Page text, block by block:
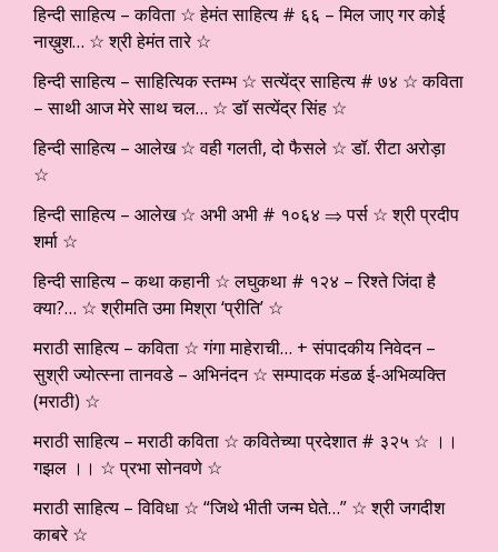
हिन्दी साहित्य – कविता ☆ हेमंत साहित्य # ६६ – मिल जाए गर कोई
नाख़ुश… ☆ श्री हेमंत तारे ☆
हिन्दी साहित्य – साहित्यिक स्तम्भ ☆ सत्येंद्र साहित्य # ७४ ☆ कविता
– साथी आज मेरे साथ चल… ☆ डॉ सत्येंद्र सिंह ☆
हिन्दी साहित्य – आलेख ☆ वही गलती, दो फैसले ☆ डॉ. रीटा अरोड़ा
☆
हिन्दी साहित्य – आलेख ☆ अभी अभी # १०६४ ⇒ पर्स ☆ श्री प्रदीप
शर्मा ☆
हिन्दी साहित्य – कथा कहानी ☆ लघुकथा # १२४ – रिश्ते जिंदा है
क्या?… ☆ श्रीमति उमा मिश्रा ‘प्रीति’ ☆
मराठी साहित्य – कविता ☆ गंगा माहेराची… + संपादकीय निवेदन –
सुश्री ज्योत्स्ना तानवडे – अभिनंदन ☆ सम्पादक मंडळ ई-अभिव्यक्ति
(मराठी) ☆
मराठी साहित्य – मराठी कविता ☆ कवितेच्या प्रदेशात # ३२५ ☆ ।।
गझल ।। ☆ प्रभा सोनवणे ☆
मराठी साहित्य – विविधा ☆ “जिथे भीती जन्म घेते…” ☆ श्री जगदीश
काबरे ☆